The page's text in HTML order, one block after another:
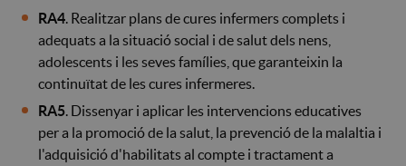
RA4 . Realitzar plans de cures infermers complets i
adequats a la situació social i de salut dels nens,
adolescents i les seves famílies, que garanteixin la
continuïtat de les cures infermeres.
RA5 . Dissenyar i aplicar les intervencions educatives
per a la promoció de la salut, la prevenció de la malaltia i
l'adquisició d'habilitats al compte i tractament a